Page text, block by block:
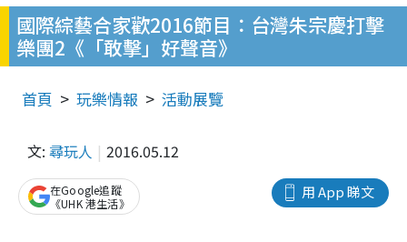
國際綜藝合家歡2016節目：台灣朱宗慶打擊
樂團2《「敢擊」好聲音》
首頁 玩樂情報 活動展覽
文: 尋玩人 2016.05.12
用 App 睇文
在Google追蹤
《UHK 港生活》